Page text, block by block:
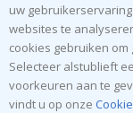
uw
websites te
cookies gebruiken
Selecteer alstublieft
voorkeuren aan te
vindt u op onze